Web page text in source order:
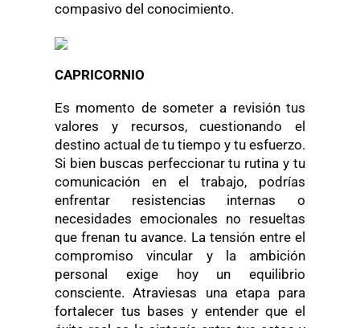
compasivo del conocimiento.
CAPRICORNIO
Es momento de someter a revisión tus
valores y recursos, cuestionando el
destino actual de tu tiempo y tu esfuerzo.
Si bien buscas perfeccionar tu rutina y tu
comunicación en el trabajo, podrías
enfrentar resistencias internas o
necesidades emocionales no resueltas
que frenan tu avance. La tensión entre el
compromiso vincular y la ambición
personal exige hoy un equilibrio
consciente. Atraviesas una etapa para
fortalecer tus bases y entender que el